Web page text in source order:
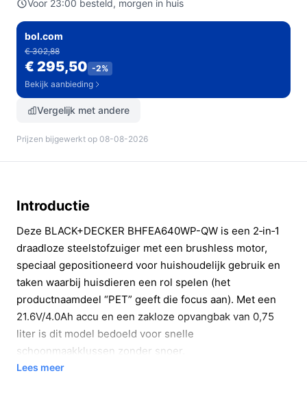
Voor 23:00 besteld, morgen in huis
bol.com
€ 302,88
€ 295,50 -2%
Bekijk aanbieding
Vergelijk met andere
Prijzen bijgewerkt op 08-08-2026
Introductie
Deze BLACK+DECKER BHFEA640WP-QW is een 2‑in‑1
draadloze steelstofzuiger met een brushless motor,
speciaal gepositioneerd voor huishoudelijk gebruik en
taken waarbij huisdieren een rol spelen (het
productnaamdeel “PET” geeft die focus aan). Met een
21.6V/4.0Ah accu en een zakloze opvangbak van 0,75
liter is dit model bedoeld voor snelle
schoonmaakklussen zonder snoer.
Lees meer